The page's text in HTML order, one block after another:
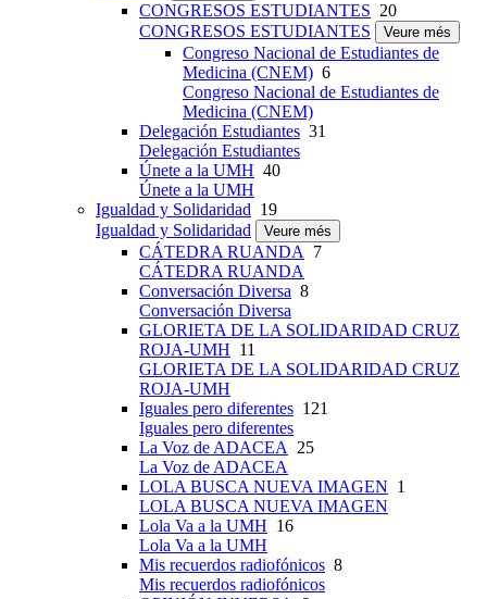
CONGRESOS ESTUDIANTES 20
CONGRESOS ESTUDIANTES
Veure més
Congreso Nacional de Estudiantes de
Medicina (CNEM) 6
Congreso Nacional de Estudiantes de
Medicina (CNEM)
Delegación Estudiantes 31
Delegación Estudiantes
Únete a la UMH 40
Únete a la UMH
Igualdad y Solidaridad 19
Igualdad y Solidaridad
Veure més
CÁTEDRA RUANDA
7
CÁTEDRA RUANDA
Conversación Diversa 8
Conversación Diversa
GLORIETA DE LA SOLIDARIDAD CRUZ
ROJA-UMH 11
GLORIETA DE LA SOLIDARIDAD CRUZ
ROJA-UMH
Iguales pero diferentes 121
Iguales pero diferentes
La Voz de ADACEA
25
La Voz de ADACEA
LOLA BUSCA NUEVA IMAGEN 1
LOLA BUSCA NUEVA IMAGEN
Lola Va a la UMH 16
Lola Va a la UMH
Mis recuerdos radiofónicos 8
Mis recuerdos radiofónicos